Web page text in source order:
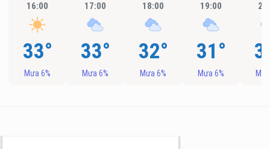
16:00
33°
Mưa 6%
17:00
33°
Mưa 6%
18:00
32°
Mưa 6%
19:00
31°
Mưa 6%